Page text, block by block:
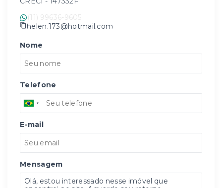
(11) 99636-9605
helen.173@hotmail.com
Nome
Telefone
E-mail
Mensagem